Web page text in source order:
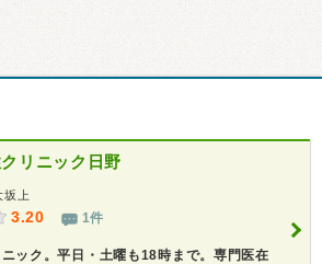
リニック日野
坂上
3.20 1件
ック。平日・土曜も18時まで。専門医在